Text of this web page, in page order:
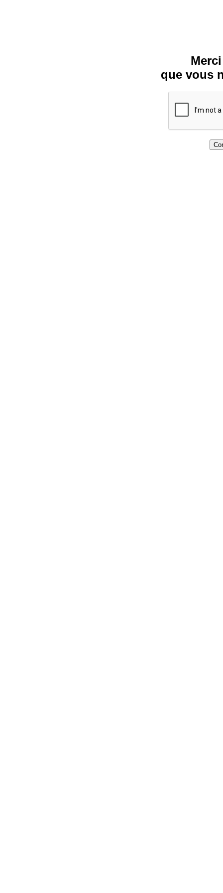
que vous